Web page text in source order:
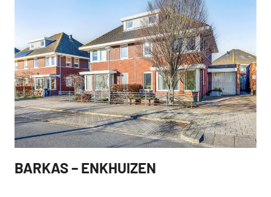
AANGEKOCHT
BARKAS – ENKHUIZEN